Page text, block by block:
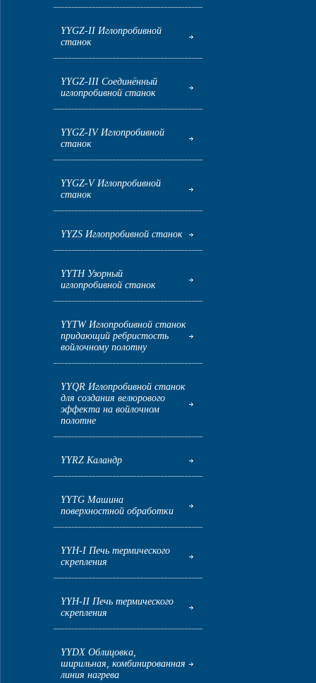
YYGZ-II Иглопробивной
станок
YYGZ-III Соединённый
иглопробивной станок
YYGZ-IV Иглопробивной
станок
YYGZ-V Иглопробивной
станок
YYZS Иглопробивной станок
YYTH Узорный
иглопробивной станок
YYTW Иглопробивной станок
придающий ребристость
войлочному полотну
YYQR Иглопробивной станок
для создания велюрового
эффекта на войлочном
полотне
YYRZ Каландр
YYTG Машина
поверхностной обработки
YYH-I Печь термического
скрепления
YYH-II Печь термического
скрепления
YYDX Облицовка,
ширильная, комбинированная
линия нагрева